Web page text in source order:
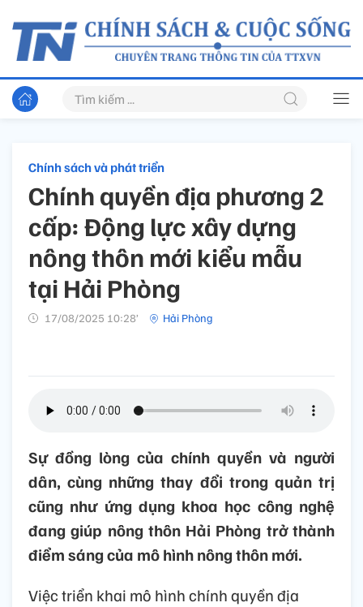
Chính sách và phát triển
Chính quyền địa phương 2
cấp: Động lực xây dựng
nông thôn mới kiểu mẫu
tại Hải Phòng
17/08/2025 10:28’ Hải Phòng
Sự đồng lòng của chính quyền và người
dân, cùng những thay đổi trong quản trị
cũng như ứng dụng khoa học công nghệ
đang giúp nông thôn Hải Phòng trở thành
điểm sáng của mô hình nông thôn mới.
Việc triển khai mô hình chính quyền địa